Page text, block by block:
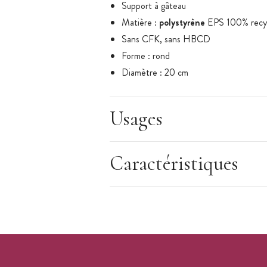
Support à gâteau
Matière : polystyrène EPS 100%
Sans CFK, sans HBCD
Forme : rond
Diamètre : 20 cm
Origine : Pays-Bas
Marque :Funcakes
Usages
Caractéristiques